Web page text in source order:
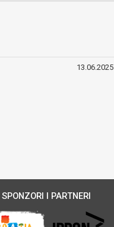
13.06.2025
SPONZORI I PARTNERI